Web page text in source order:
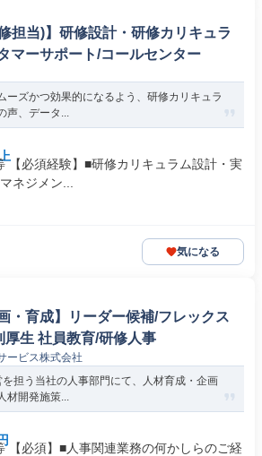
担当)】研修設計・研修カリキュラ
マーサポート/コールセンター
ーズかつ効果的になるよう、研修カリキュラ
声、データ...
【必須経験】■研修カリキュラム設計・実
ネジメン...
気になる
・育成】リーダー候補/フレックス
生 社員教育/研修人事
ービス株式会社
担う当社の人事部門にて、人材育成・企画
材開発施策...
【必須】■人事関連業務の何かしらのご経